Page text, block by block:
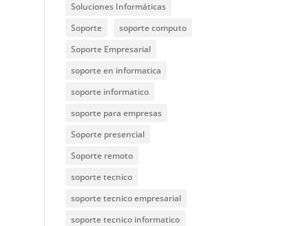
Soluciones Informáticas
Soporte
soporte computo
Soporte Empresarial
soporte en informatica
soporte informatico
soporte para empresas
Soporte presencial
Soporte remoto
soporte tecnico
soporte tecnico empresarial
soporte tecnico informatico